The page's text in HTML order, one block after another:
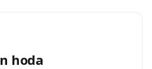
hoda